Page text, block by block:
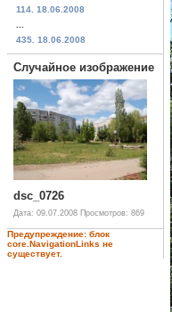
114. 18.06.2008
435. 18.06.2008
Случайное изображение
dsc_0726
Дата: 09.07.2008 Просмотров: 869
Предупреждение: блок
core.NavigationLinks не
существует.